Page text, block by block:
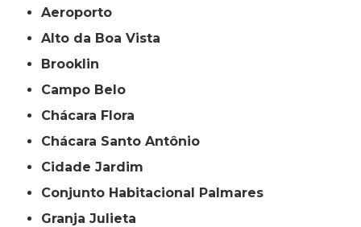
Aeroporto
Alto da Boa Vista
Brooklin
Campo Belo
Chácara Flora
Chácara Santo Antônio
Cidade Jardim
Conjunto Habitacional Palmares
Granja Julieta